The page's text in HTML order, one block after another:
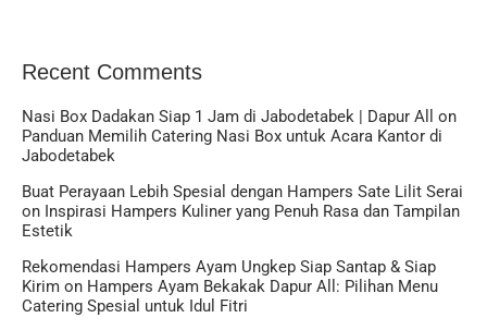
Recent Comments
Nasi Box Dadakan Siap 1 Jam di Jabodetabek | Dapur All
on
Panduan Memilih Catering Nasi Box untuk Acara Kantor di
Jabodetabek
Buat Perayaan Lebih Spesial dengan Hampers Sate Lilit Serai
on Inspirasi Hampers Kuliner yang Penuh Rasa dan Tampilan
Estetik
Rekomendasi Hampers Ayam Ungkep Siap Santap & Siap
Kirim on Hampers Ayam Bekakak Dapur All: Pilihan Menu
Catering Spesial untuk Idul Fitri